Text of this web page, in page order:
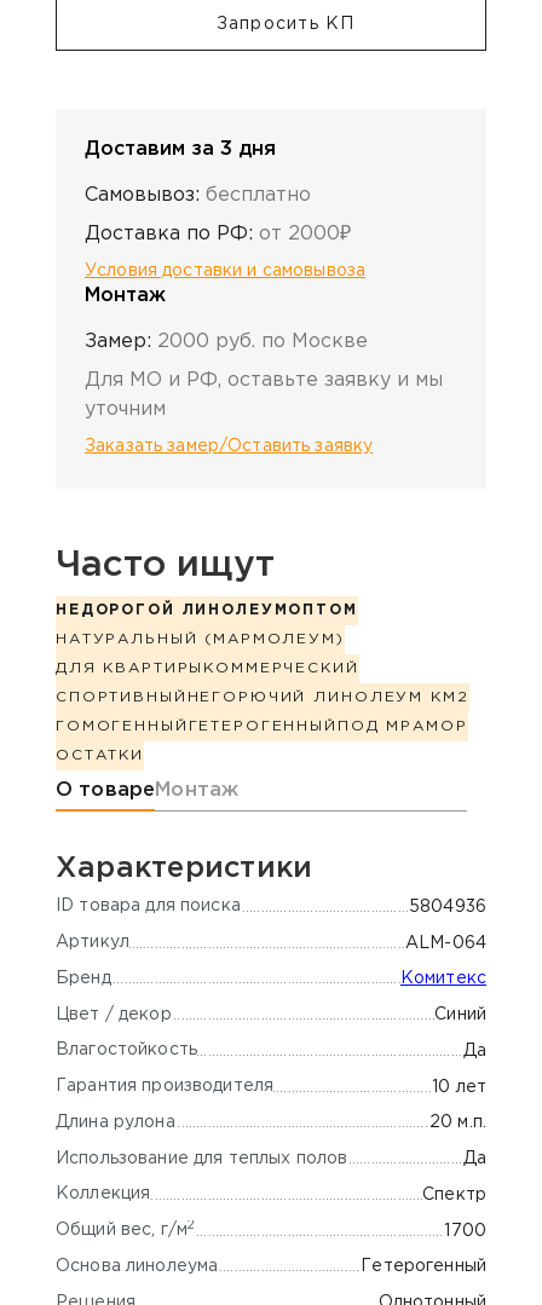
Запросить КП
Доставим за 3 дня
Самовывоз: бесплатно
Доставка по РФ: от 2000₽
Условия доставки и самовывоза
Монтаж
Замер: 2000 руб. по Москве
Для МО и РФ, оставьте заявку и мы
уточним
Заказать замер/Оставить заявку
Часто ищут
НЕДОРОГОЙ ЛИНОЛЕУМ ОПТОМ
НАТУРАЛЬНЫЙ (МАРМОЛЕУМ)
ДЛЯ КВАРТИРЫ КОММЕРЧЕСКИЙ
СПОРТИВНЫЙ НЕГОРЮЧИЙ ЛИНОЛЕУМ КМ2
ГОМОГЕННЫЙ ГЕТЕРОГЕННЫЙ ПОД МРАМОР
ОСТАТКИ
Информация о товаре
О товаре Монтаж
Характеристики
ID товара для поиска 5804936
Артикул ALM-064
Бренд Комитекс
Цвет / декор Синий
Влагостойкость Да
Гарантия производителя 10 лет
Длина рулона 20 м.п.
Использование для теплых полов Да
Коллекция Спектр
Общий вес, г/м2 1700
Основа линолеума Гетерогенный
Решения